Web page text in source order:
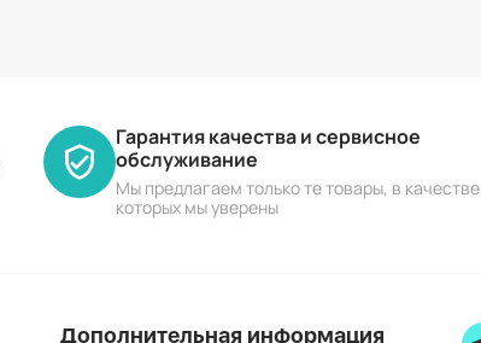
Гарантия качества и сервисное
обслуживание
Мы предлагаем только те товары, в качестве
которых мы уверены
Дополнительная информация